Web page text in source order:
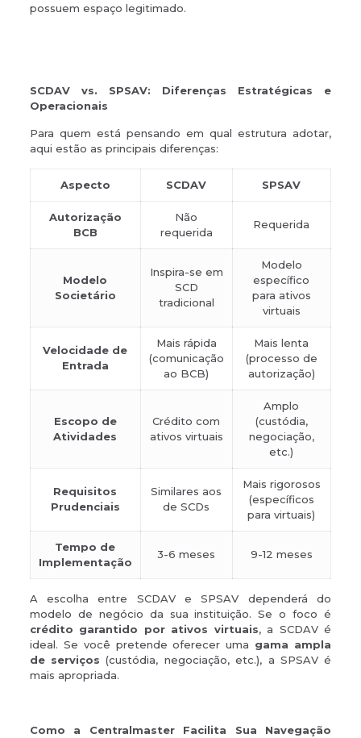
possuem espaço legitimado.
SCDAV vs. SPSAV: Diferenças Estratégicas e
Operacionais
Para quem está pensando em qual estrutura adotar,
aqui estão as principais diferenças:
Aspecto SCDAV SPSAV
Autorização
BCB
Não
requerida
Requerida
Modelo
Societário
Inspira-se em
SCD
tradicional
Modelo
específico
para ativos
virtuais
Velocidade de
Entrada
Mais rápida
(comunicação
ao BCB)
Mais lenta
(processo de
autorização)
Escopo de
Atividades
Crédito com
ativos virtuais
Amplo
(custódia,
negociação,
etc.)
Requisitos
Prudenciais
Similares aos
de SCDs
Mais rigorosos
(específicos
para virtuais)
Tempo de
Implementação
3-6 meses 9-12 meses
A escolha entre SCDAV e SPSAV dependerá do
modelo de negócio da sua instituição. Se o foco é
crédito garantido por ativos virtuais, a SCDAV é
ideal. Se você pretende oferecer uma gama ampla
de serviços (custódia, negociação, etc.), a SPSAV é
mais apropriada.
Como a Centralmaster Facilita Sua Navegação